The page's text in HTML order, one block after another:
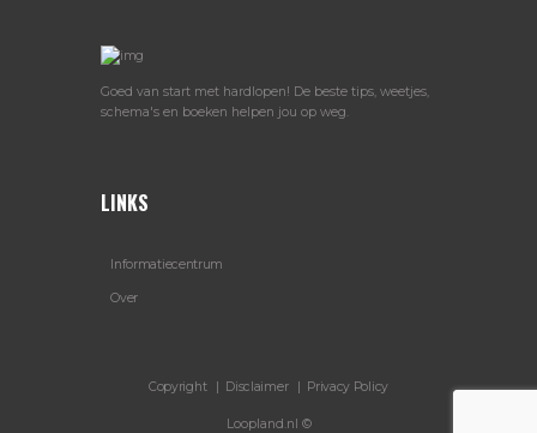
Goed van start met hardlopen! De beste tips, weetjes,
schema's en boeken helpen jou op weg.
LINKS
Informatiecentrum
Over
Copyright Disclaimer Privacy Policy
Loopland.nl ©